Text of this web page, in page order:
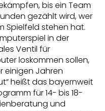
bis ein Team
gezählt wird, wer
Spielfeld stehen hat.
in der
Ventil für
loskommen sollen,
einigen Jahren
heißt das bayernweit
für 14- bis 18-
und